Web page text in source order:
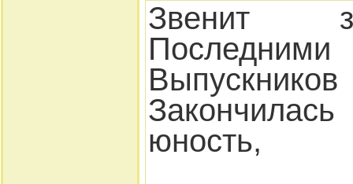
Звенит
юность,